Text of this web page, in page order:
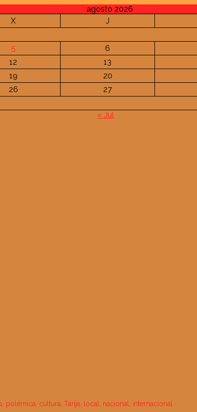
agosto 2026
X J
5 6
12 13
19 20
26 27
« Jul
polémica, cultura, Tarija, local, nacional, internacional